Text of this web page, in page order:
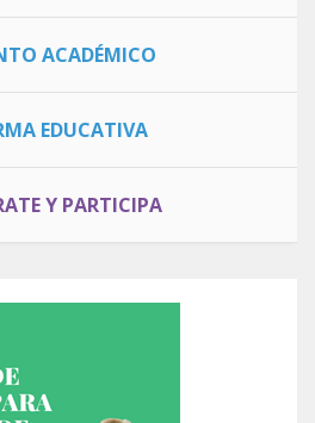
ACADÉMICO
EDUCATIVA
Y PARTICIPA